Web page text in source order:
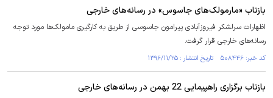
بازتاب «مارمولک‌های جاسوس» در رسانه‌های خارجی
اظهارات سرلشکر فیروزآبادی پیرامون جاسوسی از طریق به کارگیری مامولک‌ها مورد توجه
رسانه‌های خارجی قرار گرفت.
کد خبر: ۵۰۸۴۴۶ تاریخ انتشار : ۱۳۹۶/۱۱/۲۵
بازتاب برگزاری راهپیمایی 22 بهمن در رسانه‌های خارجی